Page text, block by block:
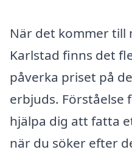
När det kommer till
Karlstad finns det
påverka priset på
erbjuds. Förståelse
hjälpa dig att fatta
när du söker efter